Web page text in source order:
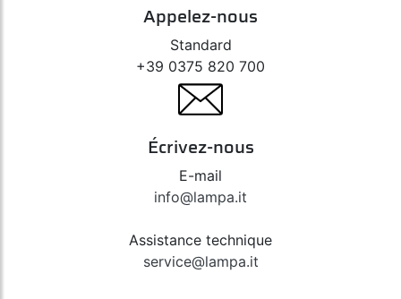
Appelez-nous
Standard
+39 0375 820 700
Écrivez-nous
E-mail
info@lampa.it
Assistance technique
service@lampa.it